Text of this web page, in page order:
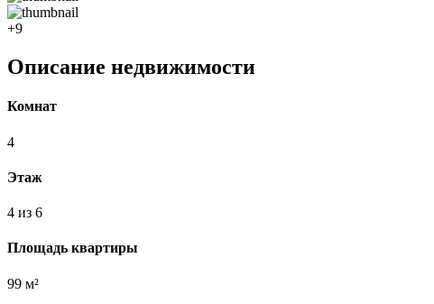
+9
Описание недвижимости
Комнат
4
Этаж
4 из 6
Площадь квартиры
99 м²